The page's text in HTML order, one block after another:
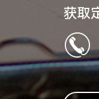
获取